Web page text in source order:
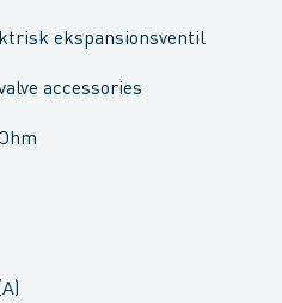
ekspansionsventil
accessories